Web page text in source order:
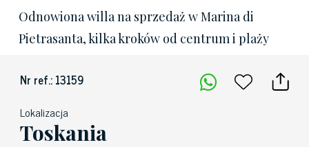
Odnowiona willa na sprzedaż w Marina di
Pietrasanta, kilka kroków od centrum i plaży
Nr ref.: 13159
Lokalizacja
Toskania